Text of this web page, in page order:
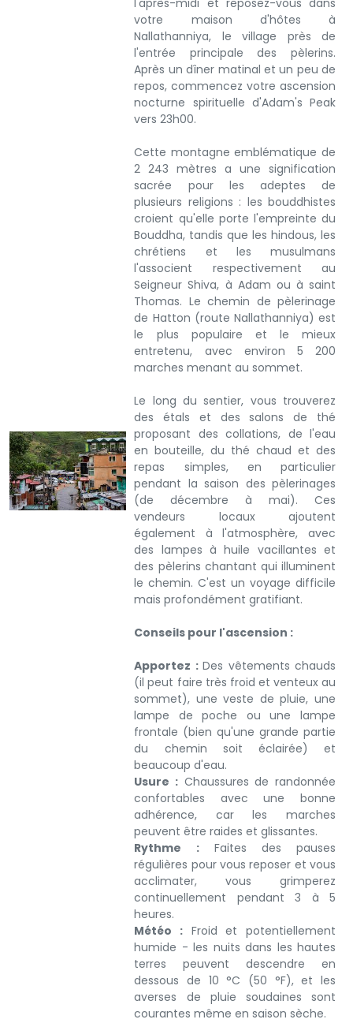
l'après-midi et reposez-vous dans
votre maison d'hôtes à
Nallathanniya, le village près de
l'entrée principale des pèlerins.
Après un dîner matinal et un peu de
repos, commencez votre ascension
nocturne spirituelle d'Adam's Peak
vers 23h00.
Cette montagne emblématique de
2 243 mètres a une signification
sacrée pour les adeptes de
plusieurs religions : les bouddhistes
croient qu'elle porte l'empreinte du
Bouddha, tandis que les hindous, les
chrétiens et les musulmans
l'associent respectivement au
Seigneur Shiva, à Adam ou à saint
Thomas. Le chemin de pèlerinage
de Hatton (route Nallathanniya) est
le plus populaire et le mieux
entretenu, avec environ 5 200
marches menant au sommet.
Le long du sentier, vous trouverez
des étals et des salons de thé
proposant des collations, de l'eau
en bouteille, du thé chaud et des
repas simples, en particulier
pendant la saison des pèlerinages
(de décembre à mai). Ces
vendeurs locaux ajoutent
également à l'atmosphère, avec
des lampes à huile vacillantes et
des pèlerins chantant qui illuminent
le chemin. C'est un voyage difficile
mais profondément gratifiant.
Conseils pour l'ascension :
Apportez :Des vêtements chauds
(il peut faire très froid et venteux au
sommet), une veste de pluie, une
lampe de poche ou une lampe
frontale (bien qu'une grande partie
du chemin soit éclairée) et
beaucoup d'eau.
Usure : Chaussures de randonnée
confortables avec une bonne
adhérence, car les marches
peuvent être raides et glissantes.
Rythme :Faites des pauses
régulières pour vous reposer et vous
acclimater, vous grimperez
continuellement pendant 3 à 5
heures.
Météo : Froid et potentiellement
humide - les nuits dans les hautes
terres peuvent descendre en
dessous de 10 °C (50 °F), et les
averses de pluie soudaines sont
courantes même en saison sèche.